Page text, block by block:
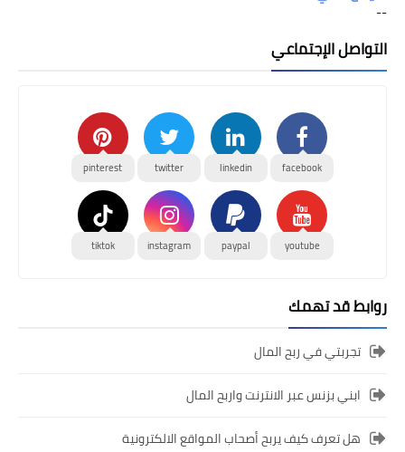
--
التواصل الإجتماعي
facebook
linkedin
twitter
pinterest
youtube
paypal
instagram
tiktok
روابط قد تهمك
تجربتي في ربح المال
ابني بزنس عبر الانترنت واربح المال
هل تعرف كيف يربح أصحاب المواقع الالكترونية